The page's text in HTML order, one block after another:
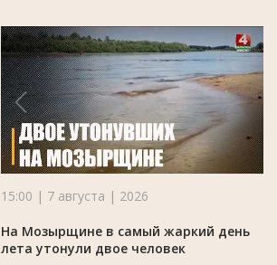
15:00 | 7 августа | 2026
На Мозырщине в самый жаркий день
лета утонули двое человек